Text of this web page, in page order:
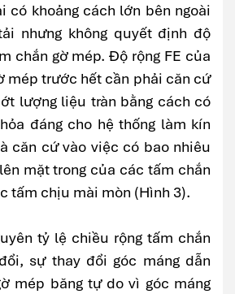
có khoảng cách lớn bên ngoài
nhưng không quyết định độ
chắn gờ mép. Độ rộng FE của
mép trước hết cần phải căn cứ
lượng liệu tràn bằng cách có
đáng cho hệ thống làm kín
căn cứ vào việc có bao nhiêu
mặt trong của các tấm chắn
tấm chịu mài mòn (Hình 3).
tỷ lệ chiều rộng tấm chắn
sự thay đổi góc máng dẫn
mép băng tự do vì góc máng